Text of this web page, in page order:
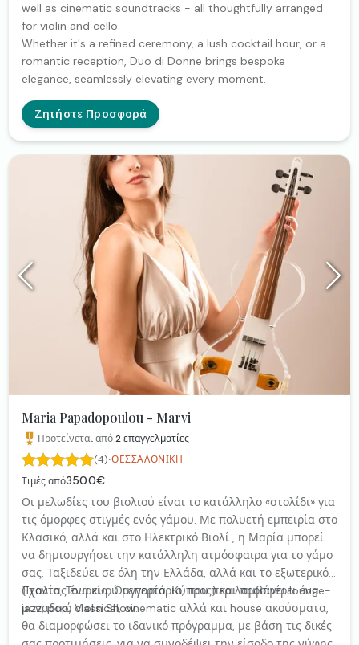
well as cinematic soundtracks - all thoughtfully arranged
for violin and cello.
Whether it's a refined ceremony, a lush cocktail hour, or a
romantic reception, Duo di Donne brings bespoke
elegance, seamlessly elevating every moment.
Ζητήστε Προσφορά
Maria Papadopoulou - Marvi
Προτείνεται από2επαγγελματίες
(4)·ΘΕΣΣΑΛΟΝΊΚΗ
Τιμές από350.0€
Οι μελωδίες του βιολιού είναι το κατάλληλο «στολίδι» για
τις όμορφες στιγμές ενός γάμου. Με πολυετή εμπειρία στο
Κλασικό, αλλά και στο Ηλεκτρικό Βιολί , η Μαρία μπορεί
να δημιουργήσει την κατάλληλη ατμόσφαιρα για το γάμο
σας. Ταξιδεύει σε όλη την Ελλάδα, αλλά και το εξωτερικό
(Ιταλία, Τουρκία, Ουγγαρία, Κύπρος) και προσφέρει ένα
μοναδικό Violin Show.
Έχοντας ένα ευρύ ρεπερτόριο, που περιλαμβάνει lounge-
jazz, pop, classical, cinematic αλλά και house ακούσματα,
θα διαμορφώσει το ιδανικό πρόγραμμα, με βάση τις δικές